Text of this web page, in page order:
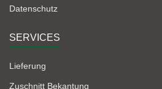
Datenschutz
SERVICES
Lieferung
Zuschnitt Bekantung